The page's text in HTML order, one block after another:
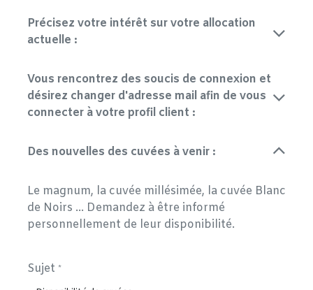
Précisez votre intérêt sur votre allocation
actuelle :
Vous rencontrez des soucis de connexion et
désirez changer d'adresse mail afin de vous
connecter à votre profil client :
Des nouvelles des cuvées à venir :
Le magnum, la cuvée millésimée, la cuvée Blanc
de Noirs ... Demandez à être informé
personnellement de leur disponibilité.
Sujet *